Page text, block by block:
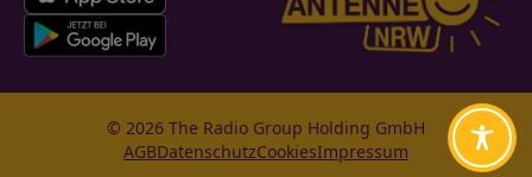
© 2026 The Radio Group Holding GmbH
AGBDatenschutzCookiesImpressum